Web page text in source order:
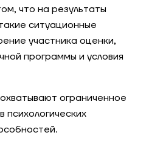
что на результаты
ситуационные
участника оценки,
программы и условия
ограниченное
психологических